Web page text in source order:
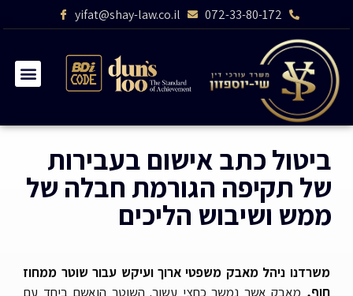
072-33-80-172
yifat@shay-law.co.il
ביטול כתב אישום בעבירות
של תקיפה הגורמת חבלה של
ממש ושיבוש הליכים
משרדנו ניהל מאבק משפטי ארוך ועיקש עבור שוטר ממחוז
חוף, מאבק אשר נמשך כחצי עשור. השוטר הואשם ביחד עם